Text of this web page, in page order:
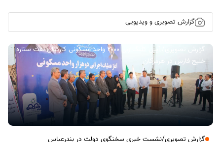
گزارش تصویری و ویدیویی
گزارش تصویری/ آیین کلنگ زنی ۲۰۰۰ واحد مسکونی کارکنان نفت ستاره
خلیج فارس در هرمزگان
گزارش تصویری/نشست خبری سخنگوی دولت در بندرعباس